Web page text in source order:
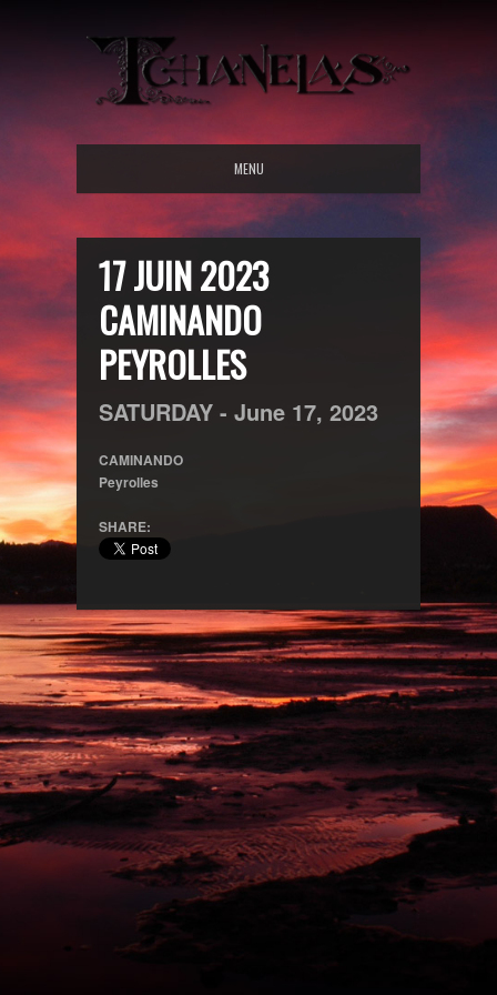
MENU
17 JUIN 2023
CAMINANDO
PEYROLLES
SATURDAY - June 17, 2023
CAMINANDO
Peyrolles
SHARE: